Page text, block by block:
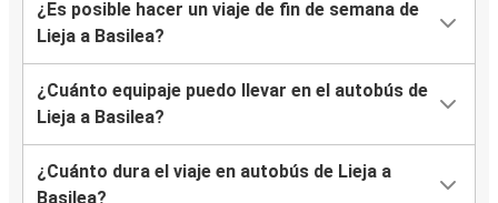
¿Es posible hacer un viaje de fin de semana de
Lieja a Basilea?
¿Cuánto equipaje puedo llevar en el autobús de
Lieja a Basilea?
¿Cuánto dura el viaje en autobús de Lieja a
Basilea?